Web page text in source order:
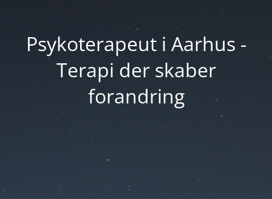
Psykoterapeut i Aarhus -
Terapi der skaber
forandring